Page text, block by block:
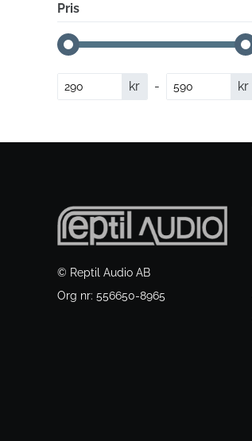
Pris
kr - kr
© Reptil Audio AB
Org nr: 556650-8965